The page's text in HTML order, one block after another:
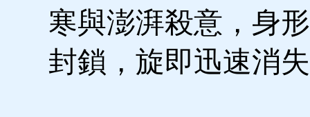
寒與澎湃殺意，身
封鎖，旋即迅速消失